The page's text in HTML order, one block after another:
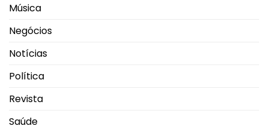
Música
Negócios
Notícias
Política
Revista
Saúde